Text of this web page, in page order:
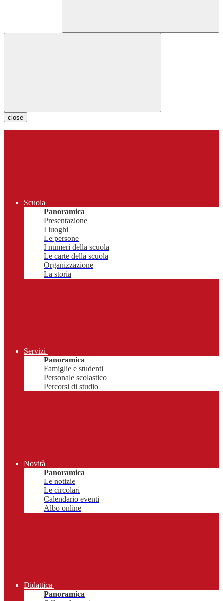
close
Scuola
Panoramica
Presentazione
I luoghi
Le persone
I numeri della scuola
Le carte della scuola
Organizzazione
La storia
Servizi
Panoramica
Famiglie e studenti
Personale scolastico
Percorsi di studio
Novità
Panoramica
Le notizie
Le circolari
Calendario eventi
Albo online
Didattica
Panoramica